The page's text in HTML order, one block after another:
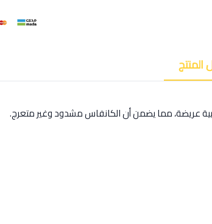
المنتج
عريضة، مما يضمن أن الكانفاس مشدود وغير متعرج.